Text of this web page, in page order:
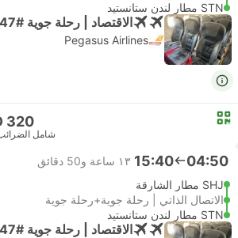
STN مطار لندن ستانستيد
الاقتصاد | رحلة جوية #PC747
Pegasus Airlines
320
شامل
04:50
15:40 ١٣ ساعة و‫50 دقائق
SHJ مطار الشارقة
الاتصال الذاتي | رحلة جوية+رحلة جوية
STN مطار لندن ستانستيد
الاقتصاد | رحلة جوية #PC747